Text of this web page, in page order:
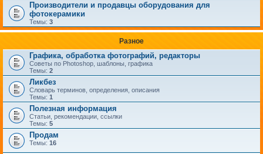
Производители и продавцы оборудования для
фотокерамики
Темы: 3
Разное
Графика, обработка фотографий, редакторы
Советы по Photoshop, шаблоны, графика
Темы: 2
Ликбез
Словарь терминов, определения, описания
Темы: 1
Полезная информация
Статьи, рекомендации, ссылки
Темы: 5
Продам
Темы: 16